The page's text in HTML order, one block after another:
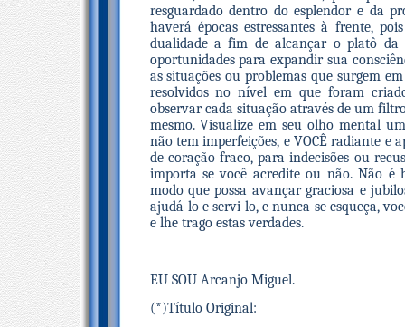
resguardado dentro do esplendor e da
haverá épocas estressantes à frente,
dualidade a fim de alcançar o platô da
oportunidades para expandir sua
as situações ou problemas que surgem
resolvidos no nível em que foram
observar cada situação através de um
mesmo. Visualize em seu olho mental
não tem imperfeições, e VOCÊ radiante e
de coração fraco, para indecisões ou
importa se você acredite ou não. Não é
modo que possa avançar graciosa e
ajudá-lo e servi-lo, e nunca se esqueça,
e lhe trago estas verdades.
EU SOU Arcanjo Miguel.
(*)Título Original: